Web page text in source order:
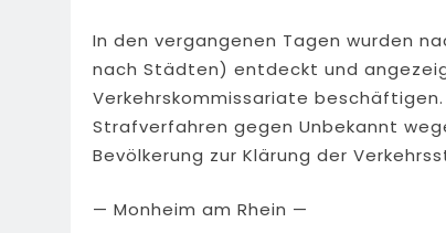
In den vergangenen Tagen wurden
nach Städten) entdeckt und
Verkehrskommissariate
Strafverfahren gegen Unbekannt
Bevölkerung zur Klärung der
— Monheim am Rhein —